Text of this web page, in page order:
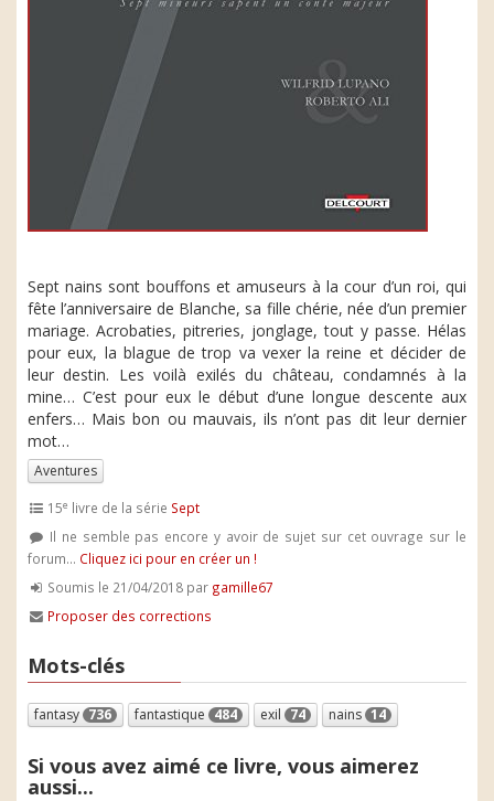
Sept nains sont bouffons et amuseurs à la cour d’un roi, qui
fête l’anniversaire de Blanche, sa fille chérie, née d’un premier
mariage. Acrobaties, pitreries, jonglage, tout y passe. Hélas
pour eux, la blague de trop va vexer la reine et décider de
leur destin. Les voilà exilés du château, condamnés à la
mine… C’est pour eux le début d’une longue descente aux
enfers… Mais bon ou mauvais, ils n’ont pas dit leur dernier
mot…
Aventures
15e livre de la série Sept
Il ne semble pas encore y avoir de sujet sur cet ouvrage sur le
forum... Cliquez ici pour en créer un !
Soumis le 21/04/2018 par gamille67
Proposer des corrections
Mots-clés
fantasy 736 fantastique 484 exil 74 nains 14
Si vous avez aimé ce livre, vous aimerez
aussi...